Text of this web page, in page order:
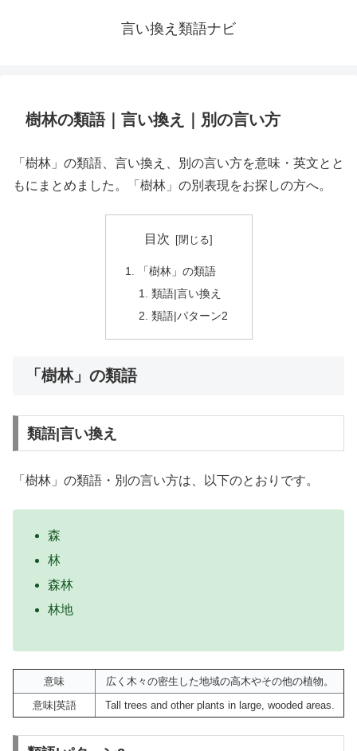
言い換え類語ナビ
樹林の類語｜言い換え｜別の言い方
「樹林」の類語、言い換え、別の言い方を意味・英文とと
もにまとめました。「樹林」の別表現をお探しの方へ。
目次
「樹林」の類語
類語|言い換え
類語|パターン2
「樹林」の類語
類語|言い換え
「樹林」の類語・別の言い方は、以下のとおりです。
森
林
森林
林地
意味
広く木々の密生した地域の高木やその他の植物。
意味|英語
Tall trees and other plants in large, wooded areas.